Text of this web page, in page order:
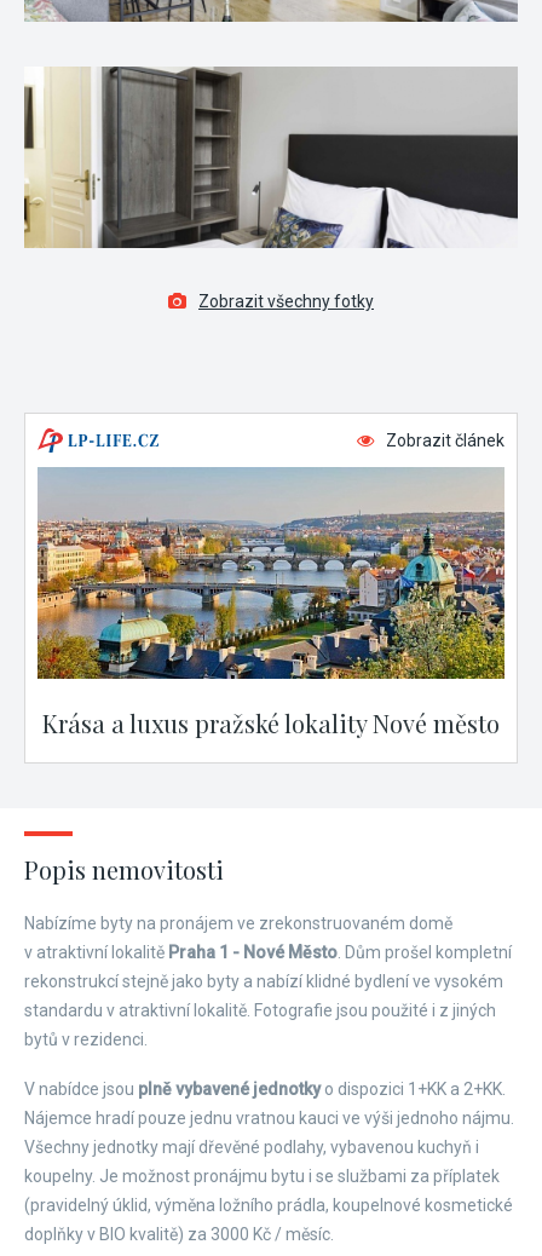
Zobrazit všechny fotky
Zobrazit článek
Krása a luxus pražské lokality Nové město
Popis nemovitosti
Nabízíme byty na pronájem ve zrekonstruovaném domě
v atraktivní lokalitě Praha 1 - Nové Město . Dům prošel kompletní
rekonstrukcí stejně jako byty a nabízí klidné bydlení ve vysokém
standardu v atraktivní lokalitě. Fotografie jsou použité i z jiných
bytů v rezidenci.
V nabídce jsou plně vybavené jednotkyo dispozici 1+KK a 2+KK.
Nájemce hradí pouze jednu vratnou kauci ve výši jednoho nájmu.
Všechny jednotky mají dřevěné podlahy, vybavenou kuchyň i
koupelny. Je možnost pronájmu bytu i se službami za příplatek
(pravidelný úklid, výměna ložního prádla, koupelnové kosmetické
doplňky v BIO kvalitě) za 3000 Kč / měsíc.